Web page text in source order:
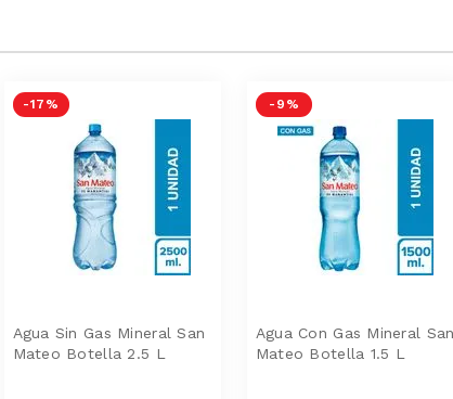
-17 %
Agua Sin Gas Mineral San
Mateo Botella 2.5 L
- 9 %
Agua Con Gas Mineral
Mateo Botella 1.5 L